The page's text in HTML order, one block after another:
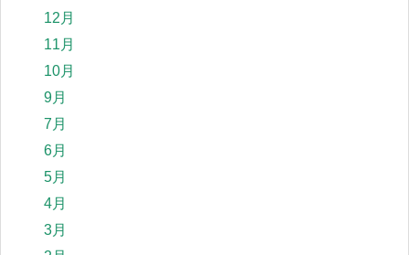
12月
11月
10月
9月
7月
6月
5月
4月
3月